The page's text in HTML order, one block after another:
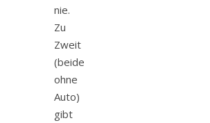
nie.
Zu
Zweit
(beide
ohne
Auto)
gibt